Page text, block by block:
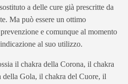
a delle cure già prescritte da
Ma può essere un ottimo
e comunque al momento
al suo utilizzo.
il chakra della Corona, il chakra
Gola, il chakra del Cuore, il